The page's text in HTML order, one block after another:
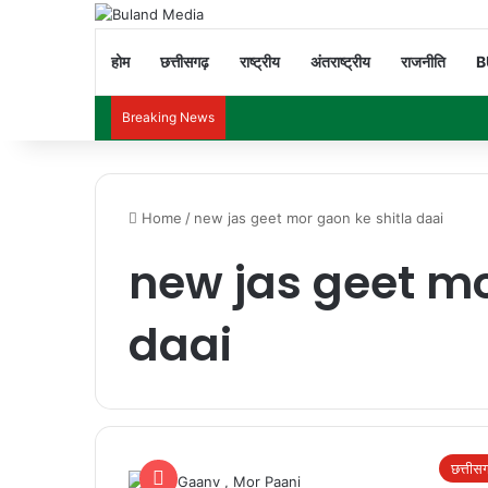
होम छत्तीसगढ़ राष्ट्रीय अंतराष्ट्रीय राजनीति
Breaking News
Home / new jas geet mor gaon ke shitla daai
new jas geet
daai